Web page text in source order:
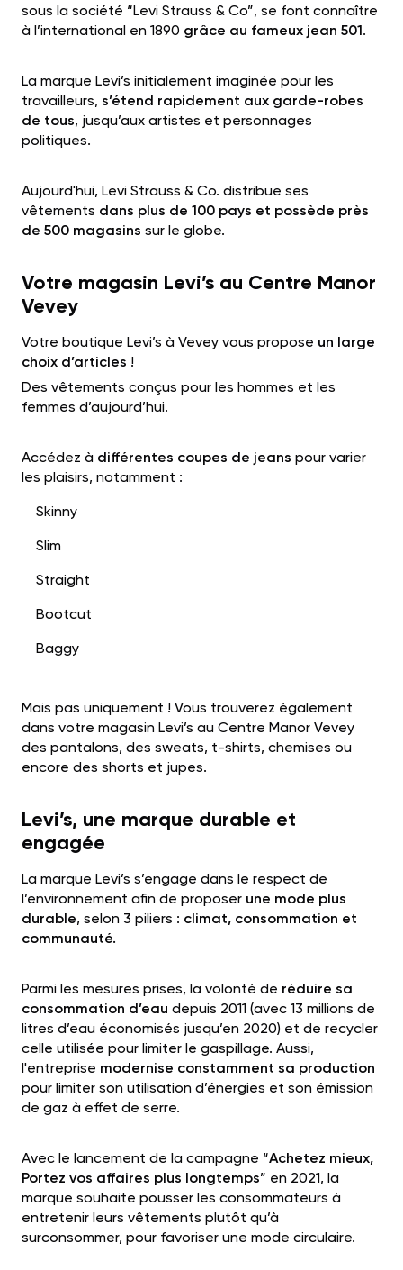
sous la société “Levi Strauss & Co”, se font connaître
à l’international en 1890 grâce au fameux jean 501.
La marque Levi’s initialement imaginée pour les
travailleurs, s’étend rapidement aux garde-robes
de tous, jusqu’aux artistes et personnages
politiques.
Aujourd'hui, Levi Strauss & Co. distribue ses
vêtements dans plus de 100 pays et possède près
de 500 magasins sur le globe.
Votre magasin Levi’s au Centre Manor
Vevey
Votre boutique Levi’s à Vevey vous propose un large
choix d’articles !
Des vêtements conçus pour les hommes et les
femmes d’aujourd’hui.
Accédez à différentes coupes de jeans pour varier
les plaisirs, notamment :
Skinny
Slim
Straight
Bootcut
Baggy
Mais pas uniquement ! Vous trouverez également
dans votre magasin Levi’s au Centre Manor Vevey
des pantalons, des sweats, t-shirts, chemises ou
encore des shorts et jupes.
Levi’s, une marque durable et
engagée
La marque Levi’s s’engage dans le respect de
l’environnement afin de proposer une mode plus
durable, selon 3 piliers : climat, consommation et
communauté.
Parmi les mesures prises, la volonté de réduire sa
consommation d’eau depuis 2011 (avec 13 millions de
litres d’eau économisés jusqu’en 2020) et de recycler
celle utilisée pour limiter le gaspillage. Aussi,
l'entreprise modernise constamment sa production
pour limiter son utilisation d’énergies et son émission
de gaz à effet de serre.
Avec le lancement de la campagne “Achetez mieux,
Portez vos affaires plus longtemps” en 2021, la
marque souhaite pousser les consommateurs à
entretenir leurs vêtements plutôt qu’à
surconsommer, pour favoriser une mode circulaire.